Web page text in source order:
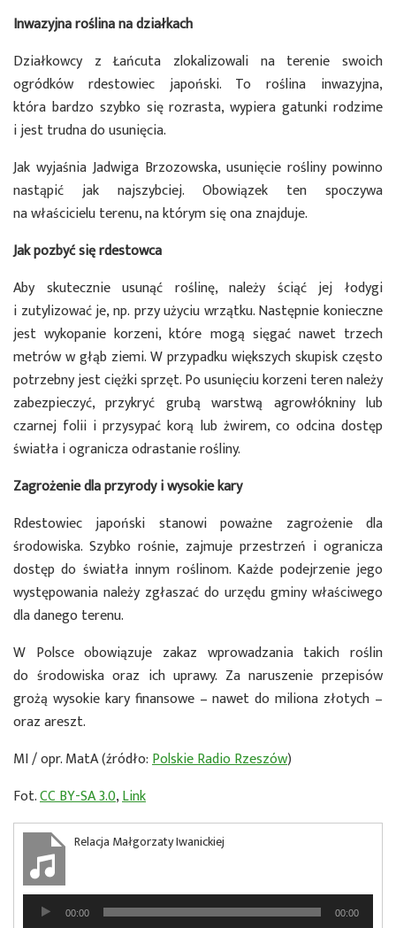
Inwazyjna roślina na działkach
Działkowcy z Łańcuta zlokalizowali na terenie swoich
ogródków rdestowiec japoński. To roślina inwazyjna,
która bardzo szybko się rozrasta, wypiera gatunki rodzime
i jest trudna do usunięcia.
Jak wyjaśnia Jadwiga Brzozowska, usunięcie rośliny powinno
nastąpić jak najszybciej. Obowiązek ten spoczywa
na właścicielu terenu, na którym się ona znajduje.
Jak pozbyć się rdestowca
Aby skutecznie usunąć roślinę, należy ściąć jej łodygi
i zutylizować je, np. przy użyciu wrzątku. Następnie konieczne
jest wykopanie korzeni, które mogą sięgać nawet trzech
metrów w głąb ziemi. W przypadku większych skupisk często
potrzebny jest ciężki sprzęt. Po usunięciu korzeni teren należy
zabezpieczyć, przykryć grubą warstwą agrowłókniny lub
czarnej folii i przysypać korą lub żwirem, co odcina dostęp
światła i ogranicza odrastanie rośliny.
Zagrożenie dla przyrody i wysokie kary
Rdestowiec japoński stanowi poważne zagrożenie dla
środowiska. Szybko rośnie, zajmuje przestrzeń i ogranicza
dostęp do światła innym roślinom. Każde podejrzenie jego
występowania należy zgłaszać do urzędu gminy właściwego
dla danego terenu.
W Polsce obowiązuje zakaz wprowadzania takich roślin
do środowiska oraz ich uprawy. Za naruszenie przepisów
grożą wysokie kary finansowe – nawet do miliona złotych –
oraz areszt.
MI / opr. MatA (źródło:Polskie Radio Rzeszów)
Fot.CC BY-SA 3.0,Link
Relacja Małgorzaty Iwanickiej
Odtwarzacz
plików
00:00 00:00